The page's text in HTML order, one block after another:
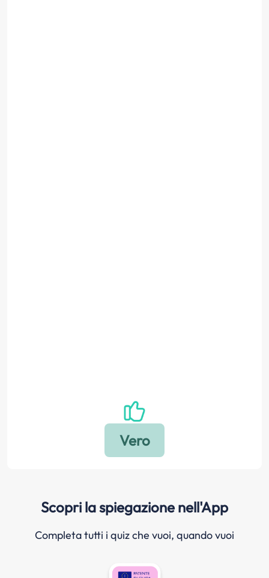
Scopri la spiegazione nell'App
Completa tutti i quiz che vuoi, quando vuoi